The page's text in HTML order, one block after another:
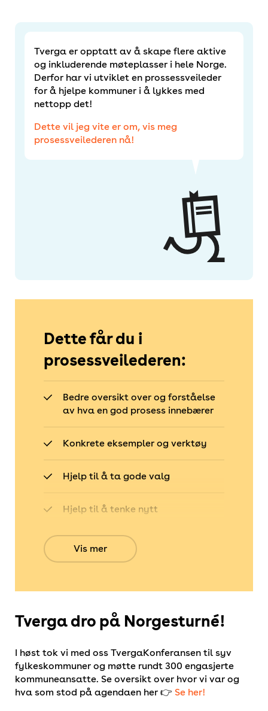
på En morsom omvei
Befaringsfilm fra et av Vestlandets mest
inspirerende anlegg:
Trivselsskogen i Gloppen kommune
Tverga er opptatt av å skape flere aktive
og inkluderende møteplasser i hele Norge.
Derfor har vi utviklet en prossessveileder
for å hjelpe kommuner i å lykkes med
nettopp det!
Dette vil jeg vite er om, vis meg
prosessveilederen nå!
Dette får du i
prosessveilederen:
Bedre oversikt over og forståelse
av hva en god prosess innebærer
Konkrete eksempler og verktøy
Hjelp til å ta gode valg
Hjelp til å tenke nytt
Vis mer
Tverga dro på Norgesturné!
I høst tok vi med oss TvergaKonferansen til syv
fylkeskommuner og møtte rundt 300 engasjerte
kommuneansatte. Se oversikt over hvor vi var og
hva som stod på agendaen her 👉 Se her!